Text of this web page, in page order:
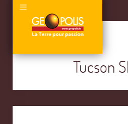
Tucson